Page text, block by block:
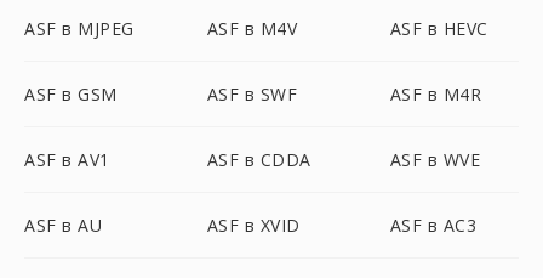
ASF в MJPEG ASF в M4V ASF в HEVC
ASF в GSM ASF в SWF ASF в M4R
ASF в AV1 ASF в CDDA ASF в WVE
ASF в AU ASF в XVID ASF в AC3